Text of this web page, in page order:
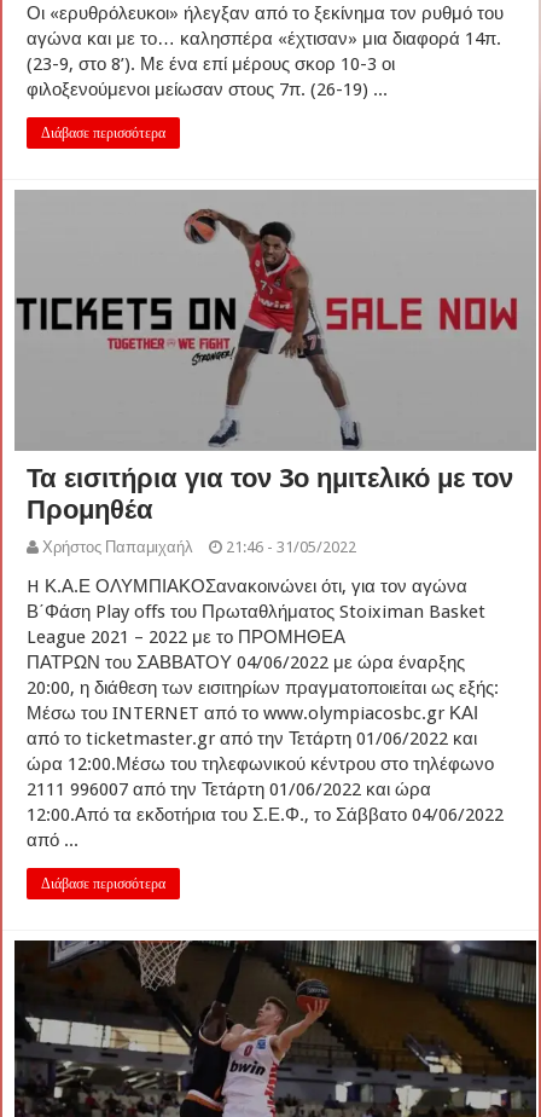
Οι «ερυθρόλευκοι» ήλεγξαν από το ξεκίνημα τον ρυθμό του
αγώνα και με το… καλησπέρα «έχτισαν» μια διαφορά 14π.
(23-9, στο 8’). Με ένα επί μέρους σκορ 10-3 οι
φιλοξενούμενοι μείωσαν στους 7π. (26-19) ...
Διάβασε περισσότερα
Τα εισιτήρια για τον 3ο ημιτελικό με τον
Προμηθέα
Χρήστος Παπαμιχαήλ 21:46 - 31/05/2022
H Κ.Α.Ε ΟΛΥΜΠΙΑΚΟΣανακοινώνει ότι, για τον αγώνα
Β΄Φάση Play offs του Πρωταθλήματος Stoiximan Basket
League 2021 – 2022 με το ΠΡΟΜΗΘΕΑ
ΠΑΤΡΩΝ του ΣΑΒΒΑΤΟΥ 04/06/2022 με ώρα έναρξης
20:00, η διάθεση των εισιτηρίων πραγματοποιείται ως εξής:
Μέσω του INTERNET από το www.olympiacosbc.gr ΚΑΙ
από το ticketmaster.gr από την Τετάρτη 01/06/2022 και
ώρα 12:00.Μέσω του τηλεφωνικού κέντρου στο τηλέφωνο
2111 996007 από την Τετάρτη 01/06/2022 και ώρα
12:00.Από τα εκδοτήρια του Σ.Ε.Φ., το Σάββατο 04/06/2022
από ...
Διάβασε περισσότερα